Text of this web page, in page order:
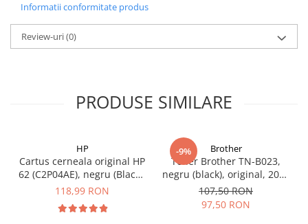
Procesoare
Placi de baza
Memorii RAM
Hard disk-uri interne
Coolere CPU
Ventilatoare
Pasta termica
Informatii conformitate produs
Review-uri(0)
PRODUSE SIMILARE
HP
Cartus cerneala original HP
62 (C2P04AE), negru (Black),
200 pagini
118,99 RON
-9% Brother
Toner Brother TN-B023,
negru (black), original, 2000
pagini
107,50 RON
97,50 RON